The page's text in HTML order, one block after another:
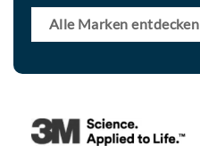
Alle Marken entdecken